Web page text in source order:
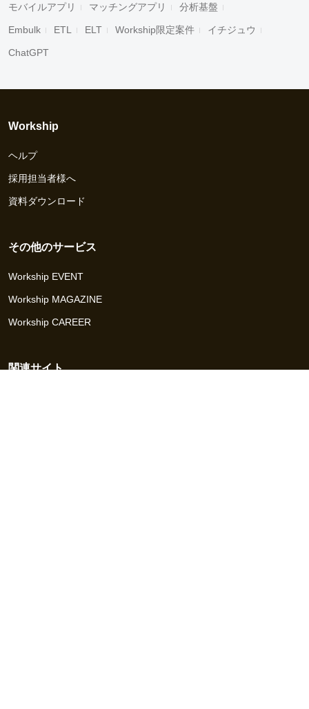
モバイルアプリ マッチングアプリ 分析基盤
Embulk ETL ELT Workship限定案件 イチジュウ
ChatGPT
Workship
ヘルプ
採用担当者様へ
資料ダウンロード
その他のサービス
Workship EVENT
Workship MAGAZINE
Workship CAREER
関連サイト